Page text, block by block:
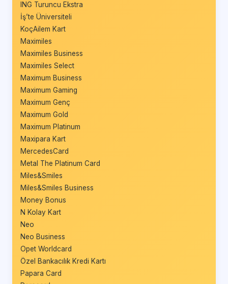
ING Turuncu Ekstra
İş’te Üniversiteli
KoçAilem Kart
Maximiles
Maximiles Business
Maximiles Select
Maximum Business
Maximum Gaming
Maximum Genç
Maximum Gold
Maximum Platinum
Maxipara Kart
MercedesCard
Metal The Platinum Card
Miles&Smiles
Miles&Smiles Business
Money Bonus
N Kolay Kart
Neo
Neo Business
Opet Worldcard
Özel Bankacılık Kredi Kartı
Papara Card